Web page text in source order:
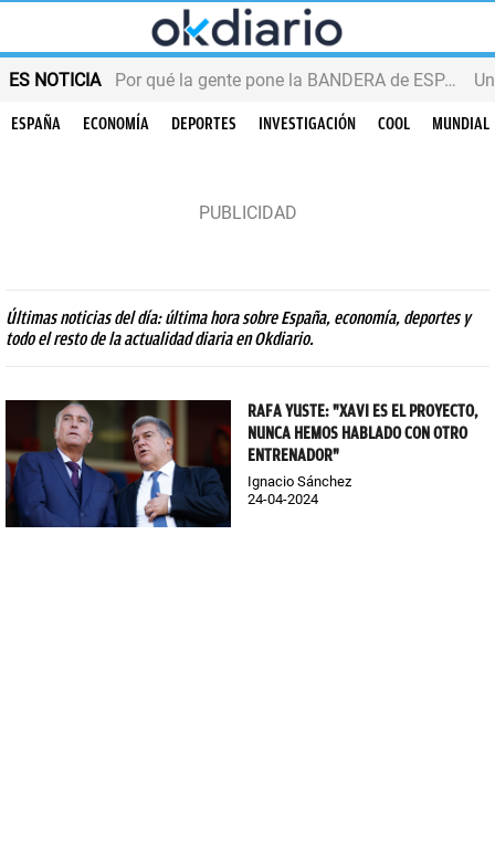
ES NOTICIA Por qué la gente pone la BANDERA de ESPAÑA en el balcón
ESPAÑA ECONOMÍA DEPORTES INVESTIGACIÓN COOL MUNDIAL
Últimas noticias del día: última hora sobre España, economía, deportes y
todo el resto de la actualidad diaria en Okdiario.
RAFA YUSTE: "XAVI ES EL PROYECTO,
NUNCA HEMOS HABLADO CON OTRO
ENTRENADOR"
Ignacio Sánchez
24-04-2024